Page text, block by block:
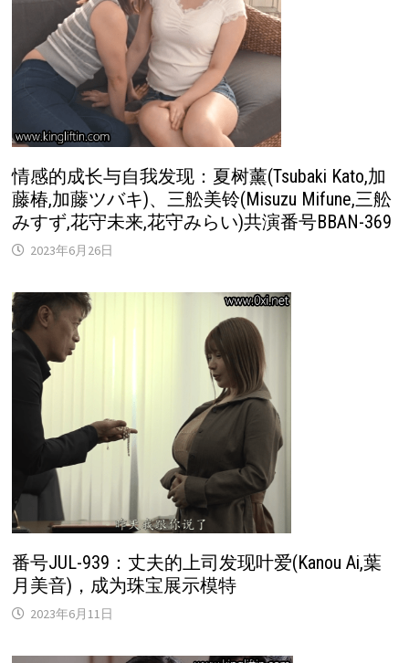
情感的成长与自我发现：夏树薰(Tsubaki Kato,加
藤椿,加藤ツバキ)、三舩美铃(Misuzu Mifune,三舩
みすず,花守未来,花守みらい)共演番号BBAN-369
2023年6月26日
番号JUL-939：丈夫的上司发现叶爱(Kanou Ai,葉
月美音)，成为珠宝展示模特
2023年6月11日